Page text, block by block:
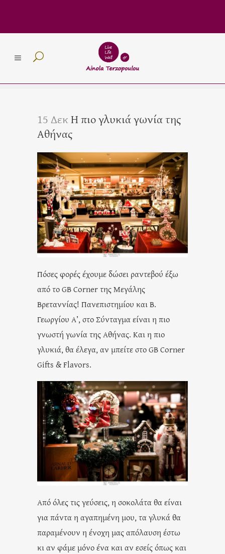
15 ΔεκΗ πιο γλυκιά γωνία της
Αθήνας
Πόσες φορές έχουμε δώσει ραντεβού έξω
από το GB Corner της Μεγάλης
Βρεταννίας! Πανεπιστημίου και Β.
Γεωργίου Α’, στο Σύνταγμα είναι η πιο
γνωστή γωνία της Αθήνας. Και η πιο
γλυκιά, θα έλεγα, αν μπείτε στο GB Corner
Gifts & Flavors.
Από όλες τις γεύσεις, η σοκολάτα θα είναι
για πάντα η αγαπημένη μου, τα γλυκά θα
παραμένουν η ένοχη μας απόλαυση έστω
κι αν φάμε μόνο ένα και αν εσείς όπως και